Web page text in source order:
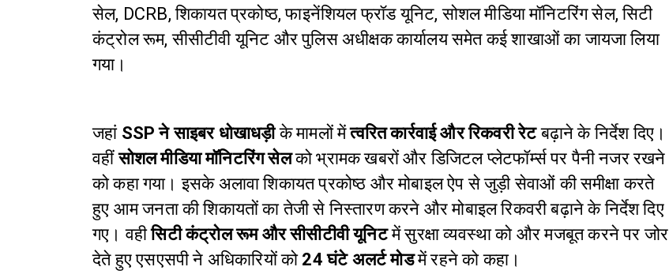
सेल, DCRB, शिकायत प्रकोष्ठ, फाइनेंशियल फ्रॉड यूनिट, सोशल मीडिया मॉनिटरिंग सेल, सिटी
कंट्रोल रूम, सीसीटीवी यूनिट और पुलिस अधीक्षक कार्यालय समेत कई शाखाओं का जायजा लिया
गया।
जहां SSP ने साइबर धोखाधड़ीके मामलों मेंत्वरित कार्रवाई और रिकवरी रेटबढ़ाने के निर्देश दिए।
वहींसोशल मीडिया मॉनिटरिंग सेलको भ्रामक खबरों और डिजिटल प्लेटफॉर्म्स पर पैनी नजर रखने
को कहा गया।इसके अलावा शिकायत प्रकोष्ठ और मोबाइल ऐप से जुड़ी सेवाओं की समीक्षा करते
हुए आम जनता की शिकायतों का तेजी से निस्तारण करने और मोबाइल रिकवरी बढ़ाने के निर्देश दिए
गए।वहीसिटी कंट्रोल रूम और सीसीटीवी यूनिटमें सुरक्षा व्यवस्था को और मजबूत करने पर जोर
देते हुए एसएसपी ने अधिकारियों को24 घंटे अलर्ट मोडमें रहने को कहा।